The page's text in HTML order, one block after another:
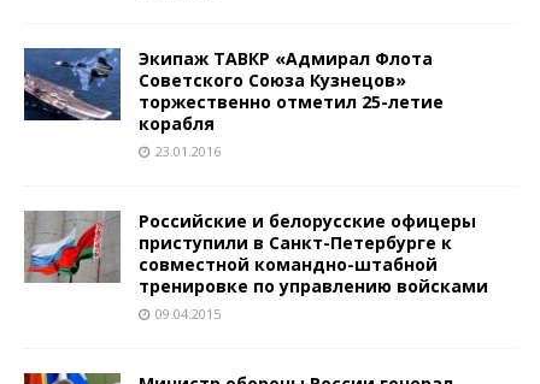
Экипаж ТАВКР «Адмирал Флота
Советского Союза Кузнецов»
торжественно отметил 25-летие
корабля
23.01.2016
Российские и белорусские офицеры
приступили в Санкт-Петербурге к
совместной командно-штабной
тренировке по управлению войсками
09.04.2015